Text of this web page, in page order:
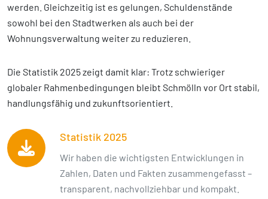
werden. Gleichzeitig ist es gelungen, Schuldenstände
sowohl bei den Stadtwerken als auch bei der
Wohnungsverwaltung weiter zu reduzieren.
Die Statistik 2025 zeigt damit klar: Trotz schwieriger
globaler Rahmenbedingungen bleibt Schmölln vor Ort stabil,
handlungsfähig und zukunftsorientiert.
Statistik 2025
Wir haben die wichtigsten Entwicklungen in
Zahlen, Daten und Fakten zusammengefasst –
transparent, nachvollziehbar und kompakt.